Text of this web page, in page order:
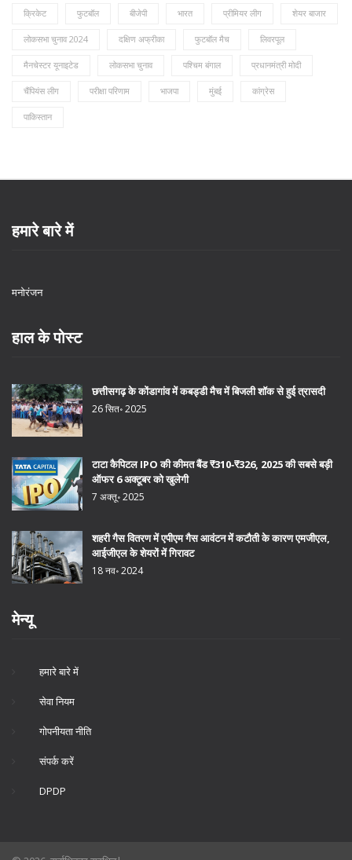
क्रिकेट फुटबॉल बीजेपी भारत प्रीमियर लीग शेयर बाजार
लोकसभा चुनाव 2024 दक्षिण अफ्रीका फुटबॉल मैच लिवरपूल
मैनचेस्टर यूनाइटेड लोकसभा चुनाव पश्चिम बंगाल प्रधानमंत्री मोदी
चैंपियंस लीग परीक्षा परिणाम भाजपा मुंबई कांग्रेस
पाकिस्तान
हमारे बारे में
मनोरंजन
हाल के पोस्ट
छत्तीसगढ़ के कोंडागांव में कबड्डी मैच में बिजली शॉक से हुई त्रासदी
26 सित॰ 2025
टाटा कैपिटल IPO की कीमत बैंड ₹310‑₹326, 2025 की सबसे बड़ी
ऑफर 6 अक्टूबर को खुलेगी
7 अक्तू॰ 2025
शहरी गैस वितरण में एपीएम गैस आवंटन में कटौती के कारण एमजीएल,
आईजीएल के शेयरों में गिरावट
18 नव॰ 2024
मेन्यू
हमारे बारे में
सेवा नियम
गोपनीयता नीति
संपर्क करें
DPDP